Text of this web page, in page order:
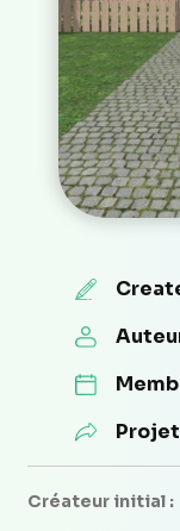
Créateur initial :